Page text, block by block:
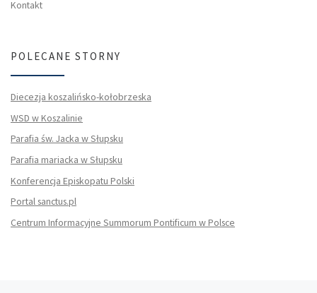
Kontakt
POLECANE STORNY
Diecezja koszalińsko-kołobrzeska
WSD w Koszalinie
Parafia św. Jacka w Słupsku
Parafia mariacka w Słupsku
Konferencja Episkopatu Polski
Portal sanctus.pl
Centrum Informacyjne Summorum Pontificum w Polsce